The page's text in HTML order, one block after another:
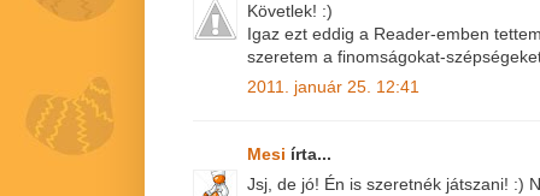
Követlek! :)
Igaz ezt eddig a Reader-emben
szeretem a finomságokat-
2011. január 25. 12:41
Mesi írta...
Jsj, de jó! Én is szeretnék játszani! :)